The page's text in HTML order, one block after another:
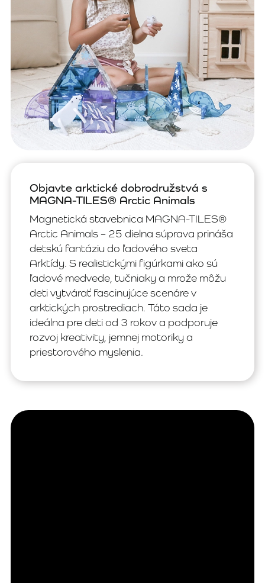
Objavte arktické dobrodružstvá s
MAGNA-TILES® Arctic Animals
Magnetická stavebnica MAGNA-TILES®
Arctic Animals – 25 dielna súprava prináša
detskú fantáziu do ľadového sveta
Arktídy. S realistickými figúrkami ako sú
ľadové medvede, tučniaky a mrože môžu
deti vytvárať fascinujúce scenáre v
arktických prostrediach. Táto sada je
ideálna pre deti od 3 rokov a podporuje
rozvoj kreativity, jemnej motoriky a
priestorového myslenia.